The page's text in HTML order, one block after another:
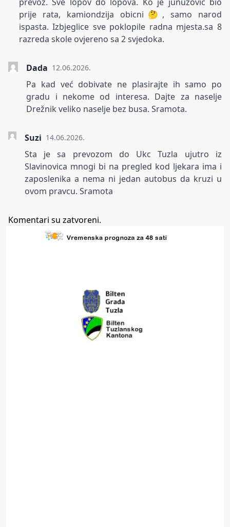
prevoz. Sve lopov do lopova. Ko je junuzovic bio
prije rata, kamiondzija obicni🤔, samo narod
ispasta. Izbjeglice sve poklopile radna mjesta.sa 8
razreda skole ovjereno sa 2 svjedoka.
Dada 12.06.2026.
Pa kad već dobivate ne plasirajte ih samo po
gradu i nekome od interesa. Dajte za naselje
Drežnik veliko naselje bez busa. Sramota.
Suzi 14.06.2026.
Sta je sa prevozom do Ukc Tuzla ujutro iz
Slavinovica mnogi bi na pregled kod ljekara ima i
zaposlenika a nema ni jedan autobus da kruzi u
ovom pravcu. Sramota
Komentari su zatvoreni.